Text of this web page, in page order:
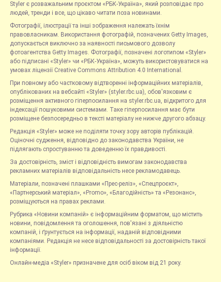
Styler є розважальним проєктом «РБК-Україна», який розповідає про
людей, тренди і все, що цікаво читати поза новинами.
Фотографії, ілюстрації та інші зображення належать їхнім
правовласникам. Використання фотографій, позначених Getty Images,
допускається виключно за наявності письмового дозволу
фотоагентства Getty Images. Фотографії, позначені логотипом «Styler»
або підписані «Styler» чи «РБК-Україна», можуть використовуватися на
умовах ліцензії Creative Commons Attribution 4.0 International.
При повному або частковому відтворенні інформаційних матеріалів,
опублікованих на вебсайті «Styler» (styler.rbc.ua), обов'язковим є
розміщення активного гіперпосилання на styler.rbc.ua, відкритого для
індексації пошуковими системами. Таке гіперпосилання має бути
розміщене безпосередньо в тексті матеріалу не нижче другого абзацу.
Редакція «Styler» може не поділяти точку зору авторів публікацій.
Оціночні судження, відповідно до законодавства України, не
підлягають спростуванню та доведенню їх правдивості.
За достовірність, зміст і відповідність вимогам законодавства
рекламних матеріалів відповідальність несе рекламодавець.
Матеріали, позначені плашками «Прес-реліз», «Спецпроєкт»,
«Партнерський матеріал», «Promo», «Благодійність» та «Резонанс»,
розміщуються на правах реклами.
Рубрика «Новини компаній» є інформаційним форматом, що містить
новини, повідомлення та оголошення, пов'язані з діяльністю
компаній, і ґрунтується на інформації, наданій відповідними
компаніями. Редакція не несе відповідальності за достовірність такої
інформації.
Онлайн-медіа «Styler» призначене для осіб віком від 21 року.